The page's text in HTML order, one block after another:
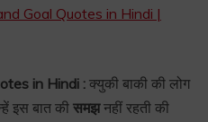
Goal Quotes in Hindi |
in Hindi : क्युकी बाकी की लोग
इस बात कीसमझनहीं रहती की